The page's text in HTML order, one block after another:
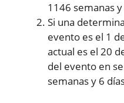
1146 semanas
Si una
evento es el 1
actual es el 20
del evento en
semanas y 6